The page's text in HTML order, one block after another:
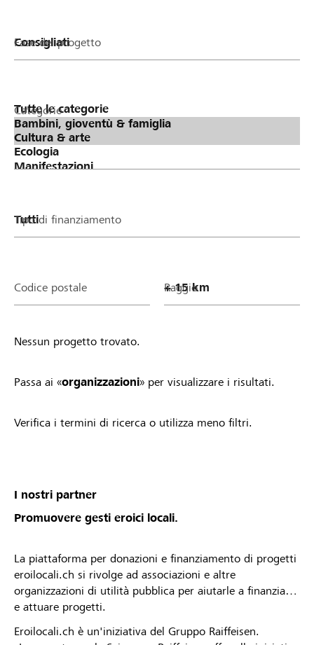
Fase del progetto
Categorie
Tipo di finanziamento
Codice postale Raggio
Nessun progetto trovato.
Passa ai «organizzazioni» per visualizzare i risultati.
Verifica i termini di ricerca o utilizza meno filtri.
I nostri partner
Promuovere gesti eroici locali.
La piattaforma per donazioni e finanziamento di progetti
eroilocali.ch si rivolge ad associazioni e altre
organizzazioni di utilità pubblica per aiutarle a finanziare
e attuare progetti.
Eroilocali.ch è un'iniziativa del Gruppo Raiffeisen.